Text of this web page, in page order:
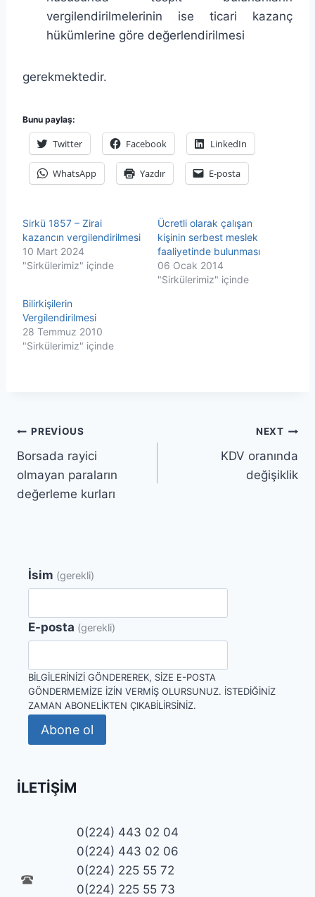
vergilendirilmelerinin ise ticari kazanç
hükümlerine göre değerlendirilmesi
gerekmektedir.
Bunu paylaş:
Twitter Facebook LinkedIn
WhatsApp Yazdır E-posta
Sirkü 1857 – Zirai
kazancın vergilendirilmesi
10 Mart 2024
"Sirkülerimiz" içinde
Ücretli olarak çalışan
kişinin serbest meslek
faaliyetinde bulunması
06 Ocak 2014
"Sirkülerimiz" içinde
Bilirkişilerin
Vergilendirilmesi
28 Temmuz 2010
"Sirkülerimiz" içinde
Yazı
gezinmesi
PREVIOUS
Borsada rayici
olmayan paraların
değerleme kurları
NEXT
KDV oranında
değişiklik
İsim (gerekli)
E-posta (gerekli)
BILGILERINIZI GÖNDEREREK, SIZE E-POSTA
GÖNDERMEMIZE IZIN VERMIŞ OLURSUNUZ. İSTEDIĞINIZ
ZAMAN ABONELIKTEN ÇIKABILIRSINIZ.
Abone ol
İLETIŞIM
0(224) 443 02 04
0(224) 443 02 06
0(224) 225 55 72
0(224) 225 55 73